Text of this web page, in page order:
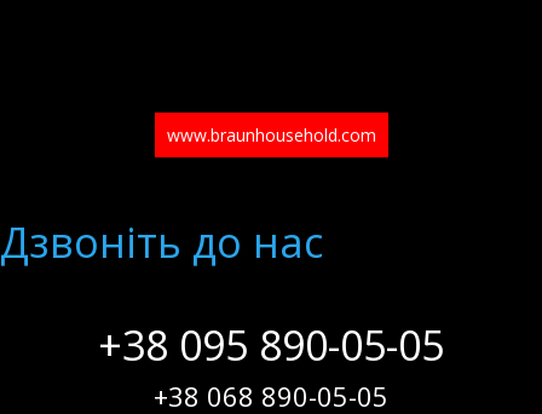
www.braunhousehold.com
Дзвонiть до нас
+38 095 890-05-05
+38 068 890-05-05